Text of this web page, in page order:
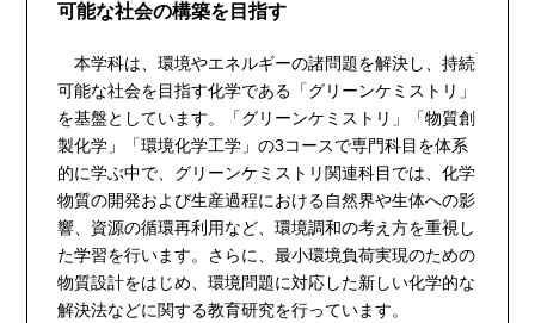
可能な社会の構築を目指す
本学科は、環境やエネルギーの諸問題を解決し、持続
可能な社会を目指す化学である「グリーンケミストリ」
を基盤としています。「グリーンケミストリ」「物質創
製化学」「環境化学工学」の3コースで専門科目を体系
的に学ぶ中で、グリーンケミストリ関連科目では、化学
物質の開発および生産過程における自然界や生体への影
響、資源の循環再利用など、環境調和の考え方を重視し
た学習を行います。さらに、最小環境負荷実現のための
物質設計をはじめ、環境問題に対応した新しい化学的な
解決法などに関する教育研究を行っています。